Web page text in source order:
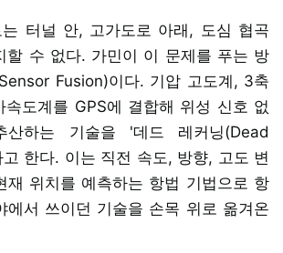
는 터널 안, 고가도로 아래, 도심 협곡
할 수 없다. 가민이 이 문제를 푸는 방
Fusion)이다. 기압 고도계, 3축
속도계를 GPS에 결합해 위성 신호 없
하는 기술을 '데드 레커닝(Dead
한다. 이는 직전 속도, 방향, 고도 변
재 위치를 예측하는 항법 기법으로 항
에서 쓰이던 기술을 손목 위로 옮겨온